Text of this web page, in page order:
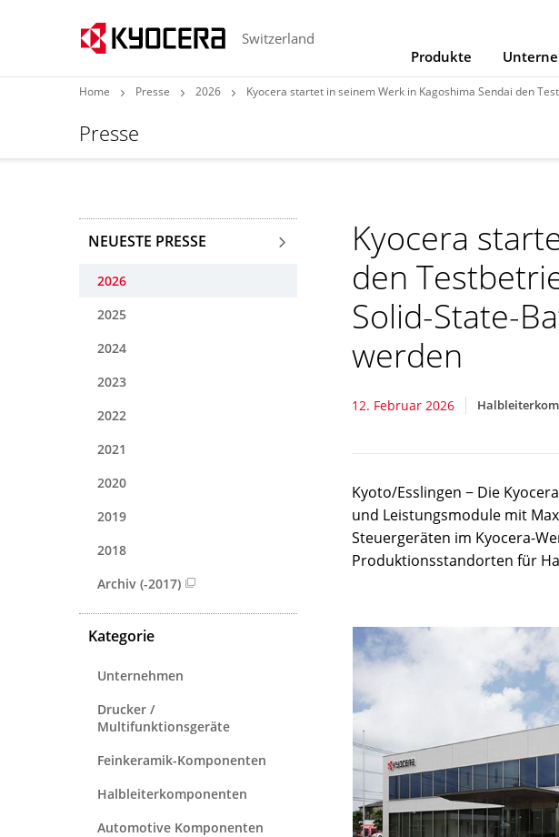
Switzerland
Produkte
Home Presse 2026 Kyocera startet in seinem Werk in Kagoshima Sendai den
Presse
Kyocera
den
Solid-State-
werden
12. Februar 2026
Kyoto/Esslingen − Die
und Leistungsmodule mit
Steuergeräten im Kyocera-
Produktionsstandorten für
NEUESTE PRESSE
2026
2025
2024
2023
2022
2021
2020
2019
2018
Archiv (-2017)
Kategorie
Unternehmen
Drucker /
Multifunktionsgeräte
Feinkeramik-Komponenten
Halbleiterkomponenten
Automotive Komponenten